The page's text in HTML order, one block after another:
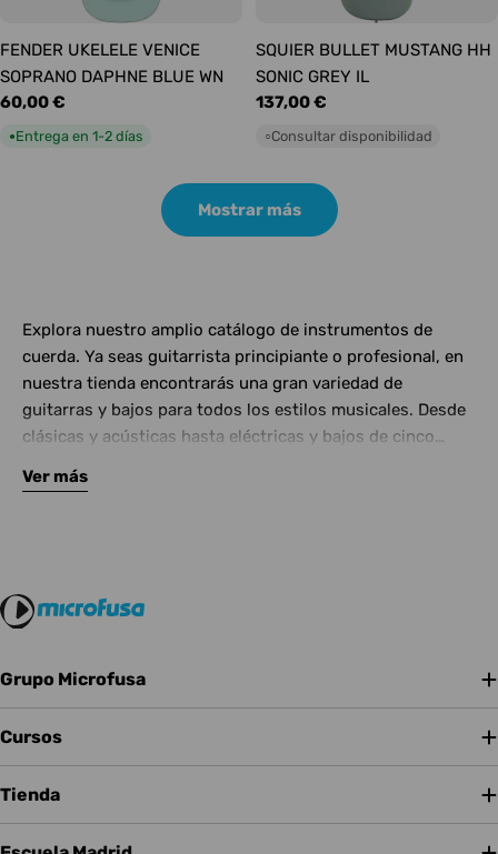
FENDER UKELELE VENICE
SOPRANO DAPHNE BLUE WN
Precio
habitual
60,00 €
●Entrega en 1-2 días
SQUIER BULLET MUSTANG HH
SONIC GREY IL
Precio
habitual
137,00 €
○Consultar disponibilidad
Mostrar más
Explora nuestro amplio catálogo de instrumentos de
cuerda. Ya seas guitarrista principiante o profesional, en
nuestra tienda encontrarás una gran variedad de
guitarras y bajos para todos los estilos musicales. Desde
clásicas y acústicas hasta eléctricas y bajos de cinco
Complementa tu instrumento con amplificadores de
Ver más
Grupo Microfusa
Cursos
Tienda